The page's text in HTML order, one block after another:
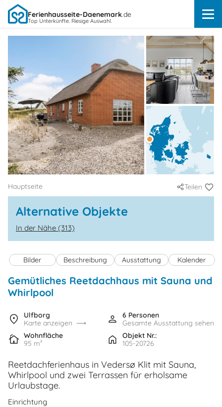
Ferienhausseite-Daenemark.de
Top Unterkünfte. Riesige Auswahl.
Hauptseite Teilen
Alternative Objekte
In der Nähe (313)
Bilder Beschreibung Ausstattung Kalender
Gemütliches Reetdachhaus mit Sauna und
Whirlpool
Ulfborg
Karte anzeigen
6 Personen
Gesamte Ausstattung sehen
Wohnfläche
95 m²
Objekt Nr.:
105-20726
Reetdachferienhaus in Vedersø Klit mit Sauna,
Whirlpool und zwei Terrassen für erholsame
Urlaubstage.
Einrichtung